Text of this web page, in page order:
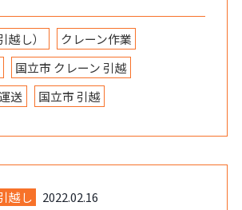
越し）
クレーン作業
国立市 クレーン 引越
送
国立市 引越
越し 2022.02.16